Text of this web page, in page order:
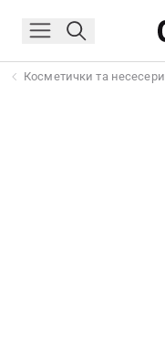
Косметички та несесери